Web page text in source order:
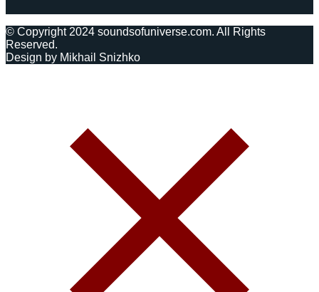
© Copyright 2024 soundsofuniverse.com. All Rights
Reserved.
Design by Mikhail Snizhko